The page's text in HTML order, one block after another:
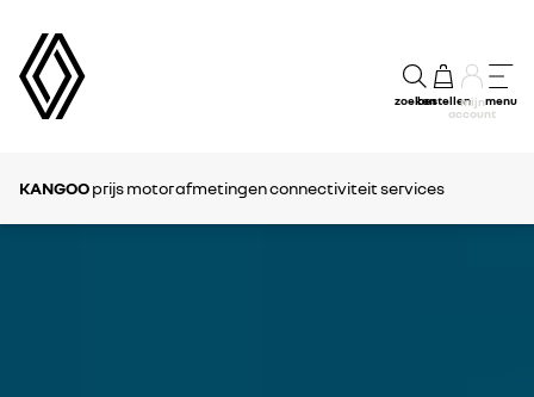
zoekenbestellenmijn
account
menu
KANGOOprijs motorafmetingenconnectiviteitservices